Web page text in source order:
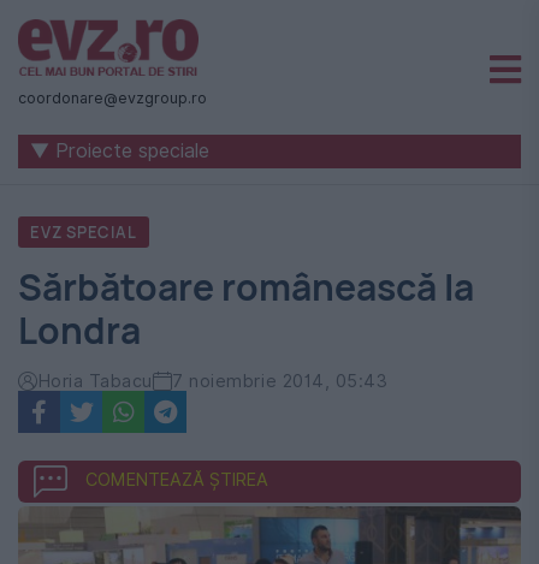
Știri
naționale
internaționale
România
-
Evenimentul
Zilei
coordonare@evzgroup.ro
▼ Proiecte speciale
EVZ SPECIAL
Sărbătoare românească la
Londra
Horia Tabacu 7 noiembrie 2014, 05:43
COMENTEAZĂ ȘTIREA